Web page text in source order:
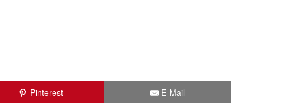
Pinterest E-Mail